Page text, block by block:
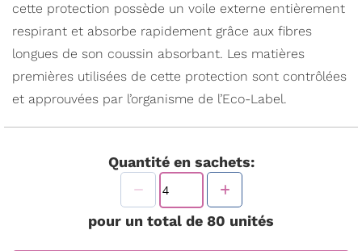
cette protection possède un voile externe entièrement
respirant et absorbe rapidement grâce aux fibres
longues de son coussin absorbant. Les matières
premières utilisées de cette protection sont contrôlées
et approuvées par l’organisme de l’Eco-Label.
Quantité en sachets:
pour un total de 80 unités